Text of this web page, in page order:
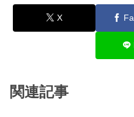
X
関連記事